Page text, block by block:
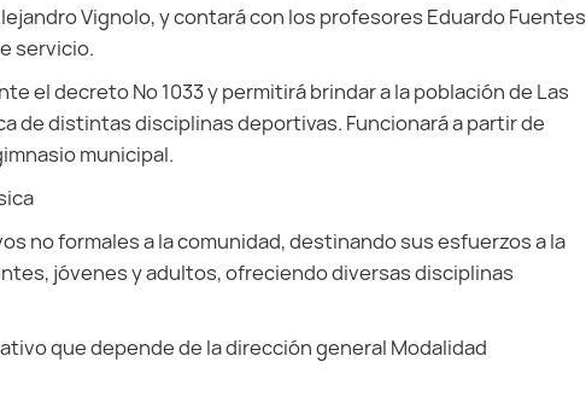
Vignolo, y contará con los profesores Eduardo Fuentes
servicio.
el decreto Nº 1033 y permitirá brindar a la población de Las
de distintas disciplinas deportivas. Funcionará a partir de
municipal.
no formales a la comunidad, destinando sus esfuerzos a la
jóvenes y adultos, ofreciendo diversas disciplinas
que depende de la dirección general Modalidad